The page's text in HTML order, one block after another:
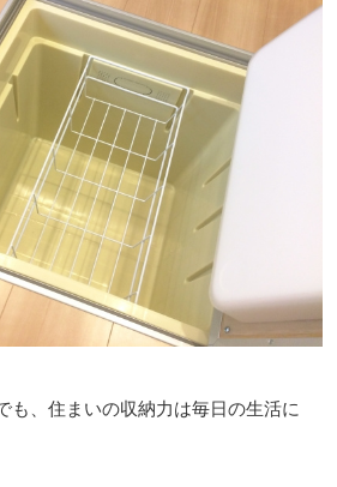
も、住まいの収納力は毎日の生活に